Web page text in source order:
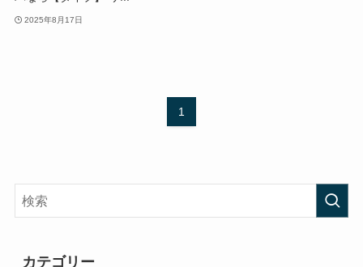
2025年8月17日
1
カテゴリー